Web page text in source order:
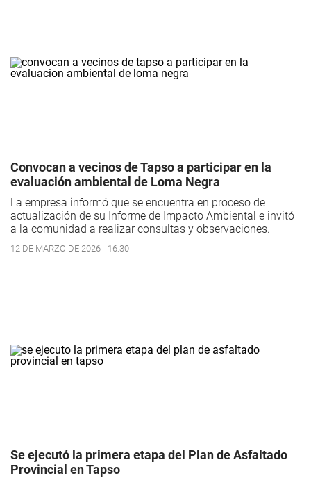
Convocan a vecinos de Tapso a participar en la
evaluación ambiental de Loma Negra
La empresa informó que se encuentra en proceso de
actualización de su Informe de Impacto Ambiental e invitó
a la comunidad a realizar consultas y observaciones.
12 DE MARZO DE 2026 - 16:30
Se ejecutó la primera etapa del Plan de Asfaltado
Provincial en Tapso